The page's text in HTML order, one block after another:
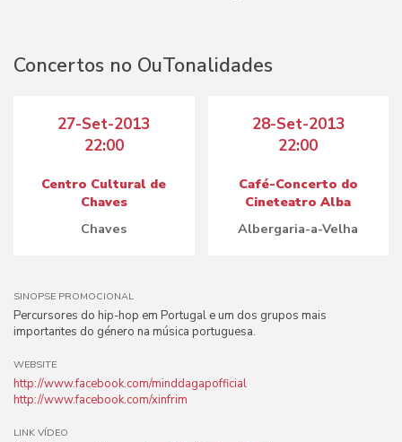
Concertos no OuTonalidades
27-Set-2013
22:00
Centro Cultural de
Chaves
Chaves
28-Set-2013
22:00
Café-Concerto do
Cineteatro Alba
Albergaria-a-Velha
SINOPSE PROMOCIONAL
Percursores do hip-hop em Portugal e um dos grupos mais
importantes do género na música portuguesa.
WEBSITE
http://www.facebook.com/minddagapofficial
http://www.facebook.com/xinfrim
LINK VÍDEO